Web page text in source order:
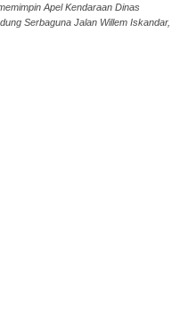
Apel Kendaraan Dinas
Serbaguna Jalan Willem Iskandar,